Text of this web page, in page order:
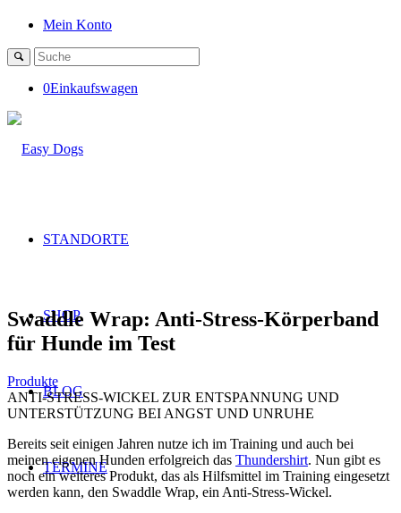
Mein Konto
0Einkaufswagen
STANDORTE
SHOP
BLOG
TERMINE
Swaddle Wrap: Anti-Stress-Körperband
für Hunde im Test
Produkte
ANTI-STRESS-WICKEL ZUR ENTSPANNUNG UND
UNTERSTÜTZUNG BEI ANGST UND UNRUHE
Bereits seit einigen Jahren nutze ich im Training und auch bei
meinen eigenen Hunden erfolgreich das Thundershirt. Nun gibt es
noch ein weiteres Produkt, das als Hilfsmittel im Training eingesetzt
werden kann, den Swaddle Wrap, ein Anti-Stress-Wickel.